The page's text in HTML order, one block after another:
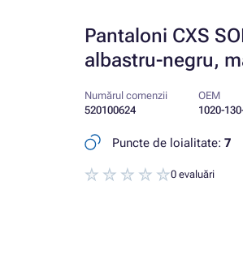
Pantaloni CXS
albastru-negru,
Numărul comenzii
520100624
OEM
1020-
Puncte de loialitate: 7
0 evaluări